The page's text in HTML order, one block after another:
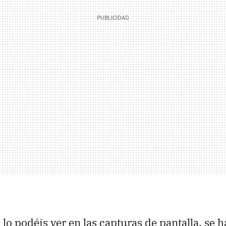
podéis ver en las capturas de pantalla, se